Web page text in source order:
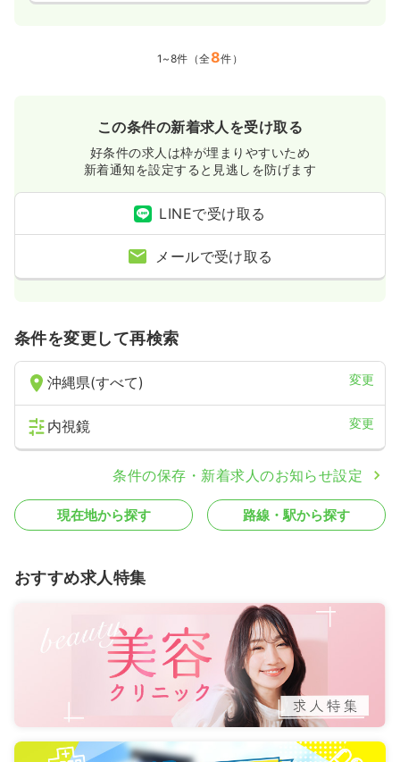
1~8件（全8件）
この条件の新着求人を受け取る
好条件の求人は枠が埋まりやすいため
新着通知を設定すると見逃しを防げます
LINEで受け取る
メールで受け取る
条件を変更して再検索
沖縄県(すべて) 変更
内視鏡 変更
条件の保存・新着求人のお知らせ設定
現在地から探す 路線・駅から探す
おすすめ求人特集